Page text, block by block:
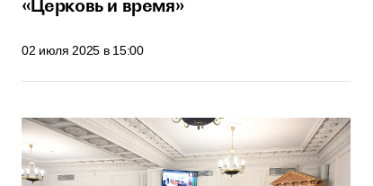
«Церковь и время»
02 июля 2025 в 15:00